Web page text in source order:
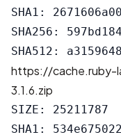
SHA1:
SHA256:
https://cache.ruby-
3.1.6.zip
SIZE: 25211787
SHA1: